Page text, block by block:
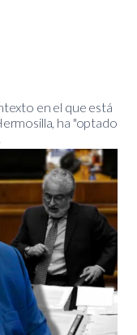
en el que está
ha "optado